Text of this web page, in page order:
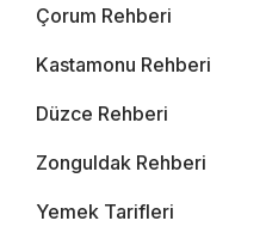
Çorum Rehberi
Kastamonu Rehberi
Düzce Rehberi
Zonguldak Rehberi
Yemek Tarifleri